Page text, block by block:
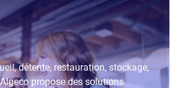
détente, restauration, stockage,
propose des solutions